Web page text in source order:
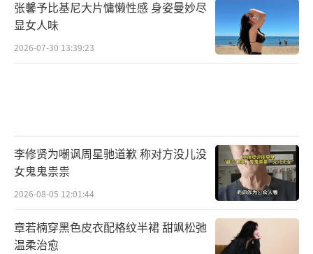
张馨予比基尼大片慵懒性感 身姿曼妙尽
显女人味
2026-07-30 13:39:23
李修贤为嘲讽周星驰道歉 称对方没儿没
女鬼鬼祟祟
2026-08-05 12:01:44
章若楠穿黑色皮衣配格纹半裙 甜飒松弛
温柔治愈